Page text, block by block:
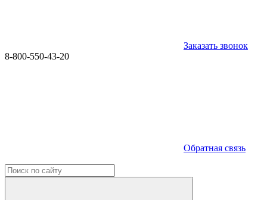
Заказать звонок
8-800-550-43-20
Обратная связь